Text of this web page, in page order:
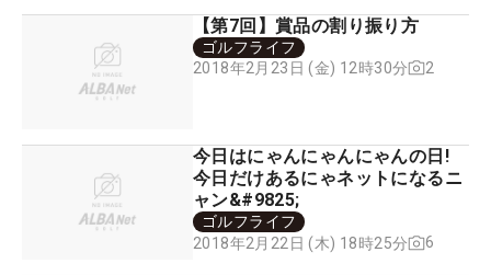
【第7回】賞品の割り振り方
ゴルフライフ
2018年2月23日 (金) 12時30分
2
今日はにゃんにゃんにゃんの日!
今日だけあるにゃネットになるニ
ャン&#9825;
ゴルフライフ
2018年2月22日 (木) 18時25分
6